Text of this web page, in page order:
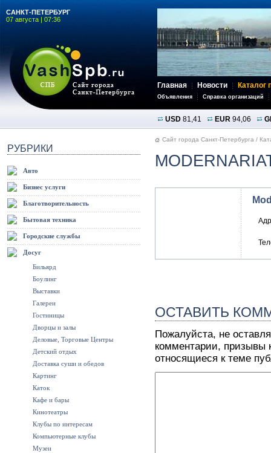
САНКТ-ПЕТЕРБУРГ
07 августа | 07:36
Главная Новости Каталог
Объявления Справка организаций
USD 81,41 EUR 94,06
РУБРИКИ
Авто
Бизнес услуги
Благотворительность
Бытовая техника
Городские службы
Досуг
Бильярд
Боулинг
Выставки
Галереи
Гостиницы
Дворцы и залы
Деловые, Торговые Центры
Детский отдых
Доставка суши и обедов
Картинг
Каток
Кафе и бары
Кинотеатры
Клубы по интересам
Компьютерные клубы
Музеи
Сайт города Санкт-Петербурга /
ОСТАВИТЬ
Пожалуйста, не
комментарии, призывы
относящиеся к теме